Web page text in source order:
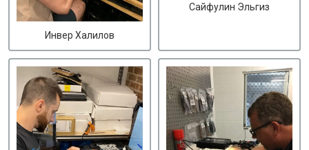
Инвер Халилов
Сайфулин Эльгиз